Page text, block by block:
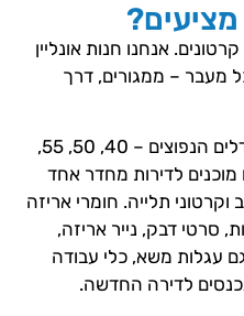
אנחנו חנות אונליין
מעבר – ממגורים, דרך
אצלנו תמצאו קרטונים בכל הגדלים הנפוצים – 40, 50, 55,
מוכנים לדירות מחדר אחד
תלייה. חומרי אריזה
סרטי דבק, נייר אריזה,
עגלות משא, כלי עבודה
לדירה החדשה.